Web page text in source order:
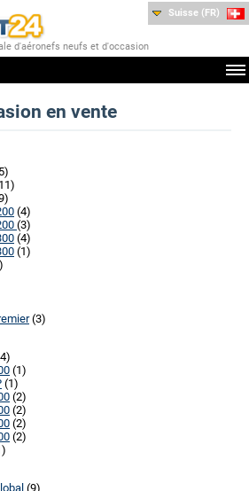
d'aéronefs neufs et d'occasion
Suisse (FR)
en vente
(4)
(3)
(4)
(1)
(3)
(1)
(1)
(2)
(2)
(2)
(2)
(9)